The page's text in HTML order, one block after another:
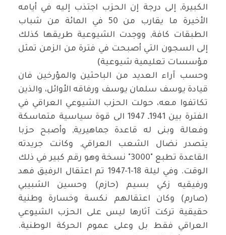
الكبيرة, إلى درجة إن الحزب اجتذب إليه في أيامه
الأخيرة ما يقارب من 50 في المائة من شباب
الطبقات كافة, ووجدت الشيوعية طريقها كذلك
إلى السجون التي أصبحت في فترة من الزمن تمثل
مؤسسات تعليمية شيوعية)
وحسب آراء العديد من الباحثين والمؤرخين فان
قيادة يوسف سلمان يوسف ورفاقه الأوائل، والذين
تكاتفوا معه، حولت الحزب الشيوعي العراقي في
الفترة بين 1941ـ 1947 الى قوة سياسية متماسكة
وفعالة وبنى له قاعدة جماهيرية, وأصبح حزبا
يتصدر نضال الشعب العراقي, وكانت جريدته
القاعدة تطبع "3000" نسخة وهو رقم كبير في ذلك
الوقت. وفي ليلة 18-1-1947 تم اعتقال الرفيق فهد
ورفيقيه زكي بسيم (حازم) وحسين الشبيبي
(صارم) وكان اعتقالهم نكسة وخسارة وطنية
حقيقية تركت آثارها ليس على الحزب الشيوعي
العراقي فقط بل وعلى عموم الحركة الوطنية.